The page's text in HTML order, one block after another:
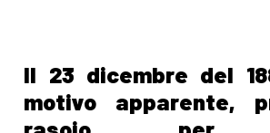
Il 23 dicembre del
motivo apparente,